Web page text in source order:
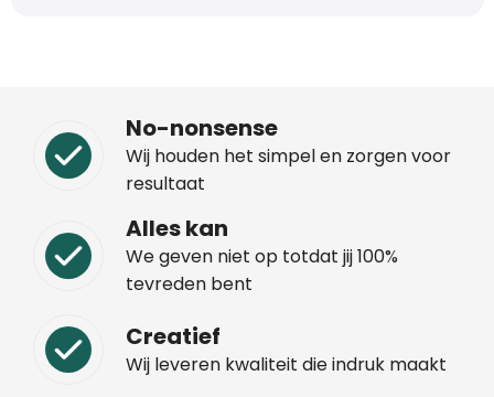
No-nonsense
Wij houden het simpel en zorgen voor
resultaat
Alles kan
We geven niet op totdat jij 100%
tevreden bent
Creatief
Wij leveren kwaliteit die indruk maakt